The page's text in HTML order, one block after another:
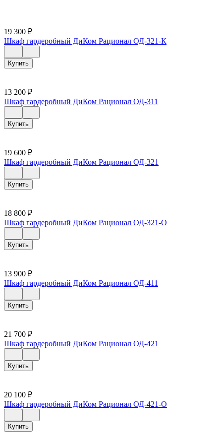
19 300 ₽
Шкаф гардеробный ДиКом Рационал ОД-321-К
Купить
13 200 ₽
Шкаф гардеробный ДиКом Рационал ОД-311
Купить
19 600 ₽
Шкаф гардеробный ДиКом Рационал ОД-321
Купить
18 800 ₽
Шкаф гардеробный ДиКом Рационал ОД-321-О
Купить
13 900 ₽
Шкаф гардеробный ДиКом Рационал ОД-411
Купить
21 700 ₽
Шкаф гардеробный ДиКом Рационал ОД-421
Купить
20 100 ₽
Шкаф гардеробный ДиКом Рационал ОД-421-О
Купить